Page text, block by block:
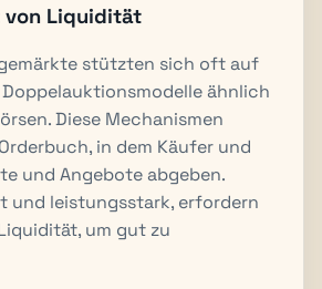
von Liquidität
stützten sich oft auf
ähnlich
Diese Mechanismen
in dem Käufer und
und Angebote abgeben.
und leistungsstark, erfordern
um gut zu